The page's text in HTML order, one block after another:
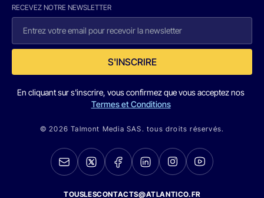
RECEVEZ NOTRE NEWSLETTER
S'INSCRIRE
En cliquant sur s'inscrire, vous confirmez que vous acceptez nos
Termes et Conditions
© 2026 Talmont Media SAS. tous droits réservés.
TOUSLESCONTACTS@ATLANTICO.FR